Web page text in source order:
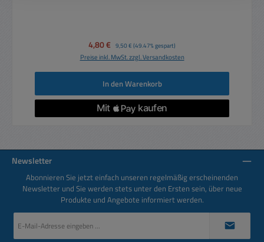
Verkaufspreis:
4,80 € Regulärer Preis:
9,50 € (49.47% gespart)
Preise inkl. MwSt. zzgl. Versandkosten
In den Warenkorb
Newsletter
Abonnieren Sie jetzt einfach unseren regelmäßig erscheinenden
Newsletter und Sie werden stets unter den Ersten sein, über neue
Produkte und Angebote informiert werden.
Mail-